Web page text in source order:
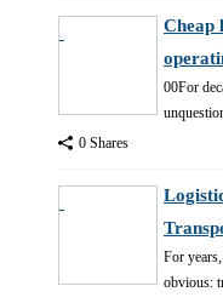
Cheap
00For
0 Shares
For
obvious: